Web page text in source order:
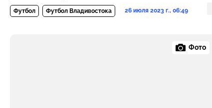
Футбол Футбол Владивостока 26 июля 2023 г., 06:49
Фото